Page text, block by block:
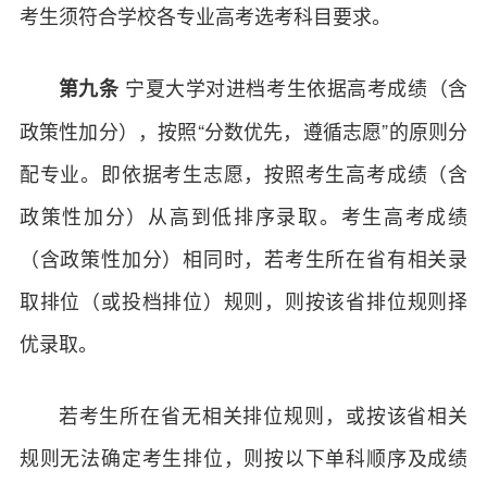
考生须符合学校各专业高考选考科目要求。
第九条 宁夏大学对进档考生依据高考成绩（含
政策性加分），按照“分数优先，遵循志愿”的原则分
配专业。即依据考生志愿，按照考生高考成绩（含
政策性加分）从高到低排序录取。考生高考成绩
（含政策性加分）相同时，若考生所在省有相关录
取排位（或投档排位）规则，则按该省排位规则择
优录取。
若考生所在省无相关排位规则，或按该省相关
规则无法确定考生排位，则按以下单科顺序及成绩